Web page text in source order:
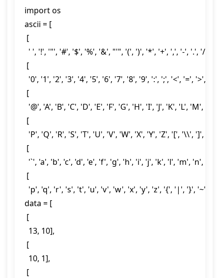
import os
ascii = [
[
  ' ', '!', '"', '#', '$', '%', '&', "'", '(', ')', '*', '+', ',', '-', '.', '/'],
[
  '0', '1', '2', '3', '4', '5', '6', '7', '8', '9', ':', ';', '<', '=', '>', '?'],
[
'@', 'A', 'B', 'C', 'D', 'E', 'F', 'G', 'H', 'I', 'J', 'K', 'L', 'M',
[
'P', 'Q', 'R', 'S', 'T', 'U', 'V', 'W', 'X', 'Y', 'Z', '[', '\\', ']', '^',
[
  '`', 'a', 'b', 'c', 'd', 'e', 'f', 'g', 'h', 'i', 'j', 'k', 'l', 'm', 'n', 'o'],
[
  'p', 'q', 'r', 's', 't', 'u', 'v', 'w', 'x', 'y', 'z', '{', '|', '}', '~', ' ']]
data = [
[
  13, 10],
[
  10, 1],
[